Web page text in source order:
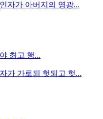
자가 아버지의 영광...
최고 행...
가 가로되 헛되고 헛...